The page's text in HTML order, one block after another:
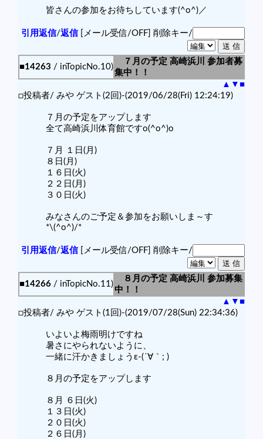
皆さんの参加をお待ちしています(^o^)／
引用返信/返信[メール受信/OFF] 削除キー/
■14263 / inTopicNo.10)
７月の予定 高崎浜川 参加者募
集中！！
▲ ▼ ■
□投稿者/ みや ゲスト(2回)-(2019/06/28(Fri) 12:24:19)
７月の予定をアップします
全て高崎浜川体育館ですo(^o^)o
７月 １日(月)
８日(月)
１６日(火)
２２日(月)
３０日(火)
みなさんのご予定＆参加をお願いしま～す
*\(^o^)/*
引用返信/返信[メール受信/OFF] 削除キー/
■14266 / inTopicNo.11)
８月の予定 高崎浜川 参加募集
中！！
▲ ▼ ■
□投稿者/ みや ゲスト(1回)-(2019/07/28(Sun) 22:34:36)
いよいよ梅雨明けですね
暑さにやられないように、
一緒に汗かきましょうε-(´∀｀; )
８月の予定をアップします
８月 ６日(火)
１３日(火)
２０日(火)
２６日(月)